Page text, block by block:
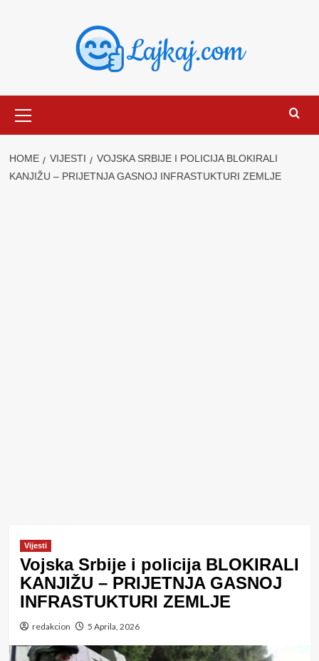
Menu
HOME VIJESTI
VOJSKA SRBIJE I POLICIJA BLOKIRALI
KANJIŽU – PRIJETNJA GASNOJ INFRASTUKTURI ZEMLJE
Vijesti
Vojska Srbije i policija BLOKIRALI
KANJIŽU – PRIJETNJA GASNOJ
INFRASTUKTURI ZEMLJE
redakcion 5 Aprila, 2026